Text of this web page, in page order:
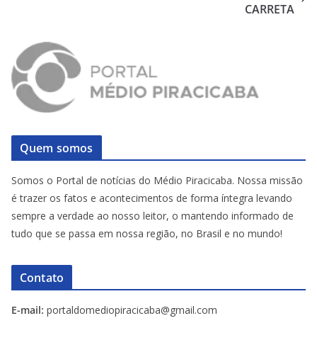
CARRETA
Quem somos
Somos o Portal de notícias do Médio Piracicaba. Nossa missão
é trazer os fatos e acontecimentos de forma íntegra levando
sempre a verdade ao nosso leitor, o mantendo informado de
tudo que se passa em nossa região, no Brasil e no mundo!
Contato
E-mail: portaldomediopiracicaba@gmail.com